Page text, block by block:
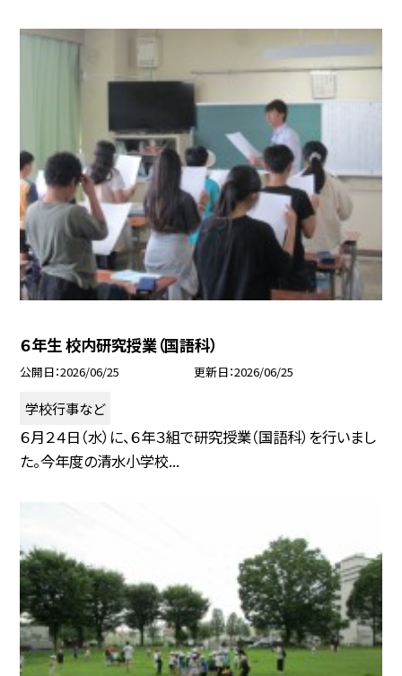
６年生 校内研究授業（国語科）
公開日 2026/06/25 更新日 2026/06/25
学校行事など
６月２４日（水）に、６年３組で研究授業（国語科）を行いまし
た。今年度の清水小学校...